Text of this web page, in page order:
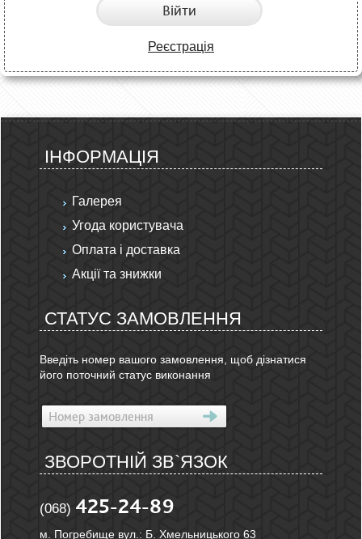
Війти
Реєстрація
ІНФОРМАЦІЯ
Галерея
Угода користувача
Оплата і доставка
Акції та знижки
СТАТУС ЗАМОВЛЕННЯ
Введіть номер вашого замовлення, щоб дізнатися
його поточний статус виконання
ЗВОРОТНІЙ ЗВ`ЯЗОК
(068) 425-24-89
м. Погребище вул.: Б. Хмельницького 63